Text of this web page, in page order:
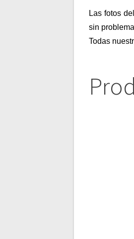
Las fotos
sin
Todas